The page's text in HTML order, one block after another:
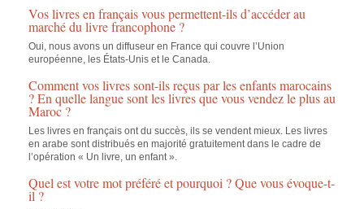
Vos livres en français vous permettent-ils d’accéder au
marché du livre francophone ?
Oui, nous avons un diffuseur en France qui couvre l’Union
européenne, les États-Unis et le Canada.
Comment vos livres sont-ils reçus par les enfants marocains
? En quelle langue sont les livres que vous vendez le plus au
Maroc ?
Les livres en français ont du succès, ils se vendent mieux. Les livres
en arabe sont distribués en majorité gratuitement dans le cadre de
l’opération « Un livre, un enfant ».
Quel est votre mot préféré et pourquoi ? Que vous évoque-t-
il ?